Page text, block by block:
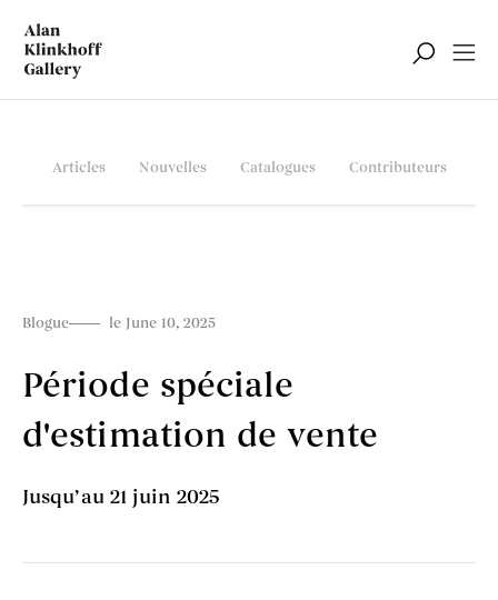
Articles Nouvelles Catalogues Contributeurs
Blogue le June 10, 2025
Période spéciale
d'estimation de vente
Jusqu’au 21 juin 2025